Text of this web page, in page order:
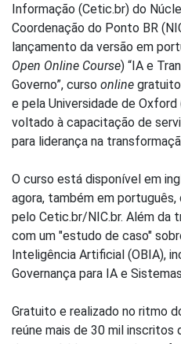
Informação (Cetic.br) do
Coordenação do Ponto BR
lançamento da versão em
Open Online Course) “IA e
Governo”, curso online
e pela Universidade de
voltado à capacitação de
para liderança na
O curso está disponível em
agora, também em
pelo Cetic.br/NIC.br. Além da
com um "estudo de caso"
Inteligência Artificial (OBIA),
Governança para IA e
Gratuito e realizado no ritmo
reúne mais de 30 mil inscritos